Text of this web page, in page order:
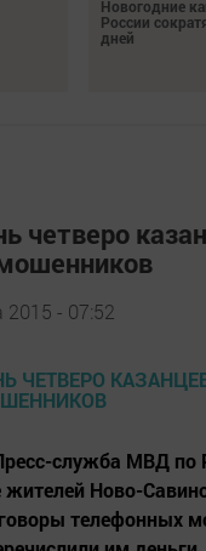
Новогодние
России
дней
четверо
2015 - 07:52
служба МВД по
жителей Ново-
телефонных